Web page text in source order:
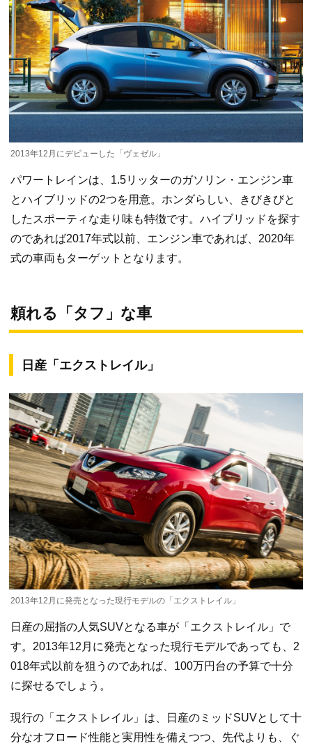
2013年12月にデビューした「ヴェゼル」
パワートレインは、1.5リッターのガソリン・エンジン車
とハイブリッドの2つを用意。ホンダらしい、きびきびと
したスポーティな走り味も特徴です。ハイブリッドを探す
のであれば2017年式以前、エンジン車であれば、2020年
式の車両もターゲットとなります。
頼れる「タフ」な車
日産「エクストレイル」
2013年12月に発売となった現行モデルの「エクストレイル」
日産の屈指の人気SUVとなる車が「エクストレイル」で
す。2013年12月に発売となった現行モデルであっても、2
018年式以前を狙うのであれば、100万円台の予算で十分
に探せるでしょう。
現行の「エクストレイル」は、日産のミッドSUVとして十
分なオフロード性能と実用性を備えつつ、先代よりも、ぐ